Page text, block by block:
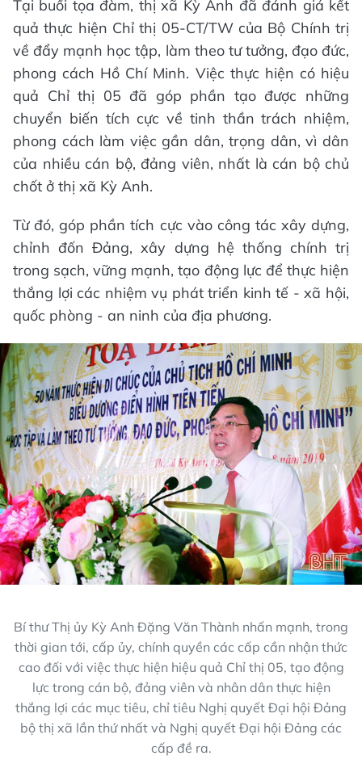
Tại buổi tọa đàm, thị xã Kỳ Anh đã đánh giá kết
quả thực hiện Chỉ thị 05-CT/TW của Bộ Chính trị
về đẩy mạnh học tập, làm theo tư tưởng, đạo đức,
phong cách Hồ Chí Minh. Việc thực hiện có hiệu
quả Chỉ thị 05 đã góp phần tạo được những
chuyển biến tích cực về tinh thần trách nhiệm,
phong cách làm việc gần dân, trọng dân, vì dân
của nhiều cán bộ, đảng viên, nhất là cán bộ chủ
chốt ở thị xã Kỳ Anh.
Từ đó, góp phần tích cực vào công tác xây dựng,
chỉnh đốn Đảng, xây dựng hệ thống chính trị
trong sạch, vững mạnh, tạo động lực để thực hiện
thắng lợi các nhiệm vụ phát triển kinh tế - xã hội,
quốc phòng - an ninh của địa phương.
Bí thư Thị ủy Kỳ Anh Đặng Văn Thành nhấn mạnh, trong
thời gian tới, cấp ủy, chính quyền các cấp cần nhận thức
cao đối với việc thực hiện hiệu quả Chỉ thị 05, tạo động
lực trong cán bộ, đảng viên và nhân dân thực hiện
thắng lợi các mục tiêu, chỉ tiêu Nghị quyết Đại hội Đảng
bộ thị xã lần thứ nhất và Nghị quyết Đại hội Đảng các
cấp đề ra.